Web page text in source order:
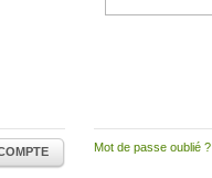
Mot de passe oublié ?